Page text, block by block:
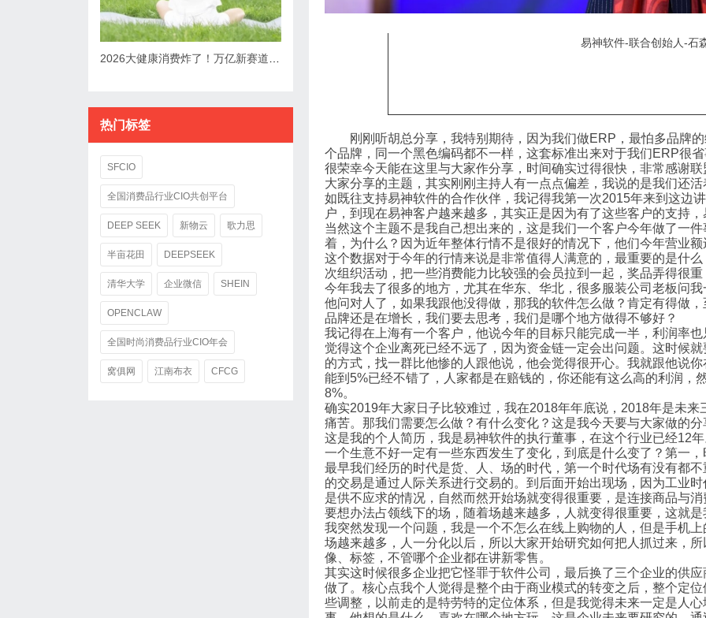
易神软件-联合创始人-石
刚刚听胡总分享，我特别期待，因为我们做ERP，最怕多品牌
个品牌，同一个黑色编码都不一样，这套标准出来对于我们ERP很
很荣幸今天能在这里与大家作分享，时间确实过得很快，非常感谢
大家分享的主题，其实刚刚主持人有一点点偏差，我说的是我们还
如既往支持易神软件的合作伙伴，我记得我第一次2015年来到这边
户，到现在易神客户越来越多，其实正是因为有了这些客户的支持
当然这个主题不是我自己想出来的，这是我们一个客户今年做了一
着，为什么？因为近年整体行情不是很好的情况下，他们今年营业
这个数据对于今年的行情来说是非常值得人满意的，最重要的是什
次组织活动，把一些消费能力比较强的会员拉到一起，奖品弄得很
今年我去了很多的地方，尤其在华东、华北，很多服装公司老板问
他问对人了，如果我跟他没得做，那我的软件怎么做？肯定有得做
品牌还是在增长，我们要去思考，我们是哪个地方做得不够好？
我记得在上海有一个客户，他说今年的目标只能完成一半，利润率
觉得这个企业离死已经不远了，因为资金链一定会出问题。这时候
的方式，找一群比他惨的人跟他说，他会觉得很开心。我就跟他说
能到5%已经不错了，人家都是在赔钱的，你还能有这么高的利润，
8%。
确实2019年大家日子比较难过，我在2018年年底说，2018年是未
痛苦。那我们需要怎么做？有什么变化？这是我今天要与大家做的分
这是我的个人简历，我是易神软件的执行董事，在这个行业已经12
一个生意不好一定有一些东西发生了变化，到底是什么变了？第一
最早我们经历的时代是货、人、场的时代，第一个时代场有没有都
的交易是通过人际关系进行交易的。到后面开始出现场，因为工业
是供不应求的情况，自然而然开始场就变得很重要，是连接商品与
要想办法占领线下的场，随着场越来越多，人就变得很重要，这就
我突然发现一个问题，我是一个不怎么在线上购物的人，但是手机
场越来越多，人一分化以后，所以大家开始研究如何把人抓过来，
像、标签，不管哪个企业都在讲新零售。
其实这时候很多企业把它怪罪于软件公司，最后换了三个企业的供
做了。核心点我个人觉得是整个由于商业模式的转变之后，整个定
些调整，以前走的是特劳特的定位体系，但是我觉得未来一定是人
热门标签
SFCIO
全国消费品行业CIO共创平台
DEEP SEEK 新物云 歌力思
半亩花田 DEEPSEEK
清华大学 企业微信 SHEIN
OPENCLAW
全国时尚消费品行业CIO年会
窝俱网 江南布衣 CFCG